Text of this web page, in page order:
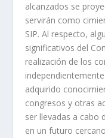
alcanzados se
servirán como
SIP. Al respecto,
significativos del
realización de los
adquirido
congresos y otras
ser llevadas a cabo
en un futuro